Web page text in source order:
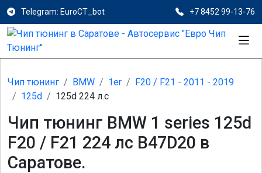
Telegram: EuroCT_bot +7 8452 99-13-76
Чип тюнинг BMW 1er
F20 / F21 - 2011 - 2019
125d
125d 224 л.с
Чип тюнинг BMW 1 series 125d
F20 / F21 224 лс B47D20 в
Саратове.